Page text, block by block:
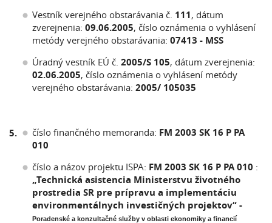
Vestník verejného obstarávania č. 111, dátum
zverejnenia: 09.06.2005, číslo oznámenia o vyhlásení
metódy verejného obstarávania: 07413 - MSS
Úradný vestník EÚ č. 2005/S 105, dátum zverejnenia:
02.06.2005, číslo oznámenia o vyhlásení metódy
verejného obstarávania: 2005/ 105035
5. číslo finančného memoranda: FM 2003 SK 16 P PA
010
číslo a názov projektu ISPA: FM 2003 SK 16 P PA 010 :
„Technická asistencia Ministerstvu životného
prostredia SR pre prípravu a implementáciu
environmentálnych investičných projektov“ -
Poradenské a konzultačné služby v oblasti ekonomiky a financií